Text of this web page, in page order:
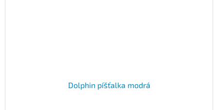
Dolphin píšťalka modrá